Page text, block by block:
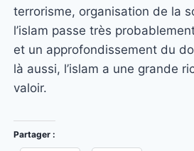
terrorisme, organisation de la
l’islam passe très
et un approfondissement du
là aussi, l’islam a une grande
valoir.
Partager :